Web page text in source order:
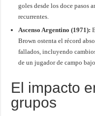
goles desde los doce pasos
recurrentes.
Ascenso Argentino (1971):
Brown ostenta el récord
fallados, incluyendo
de un jugador de campo
El impacto
grupos